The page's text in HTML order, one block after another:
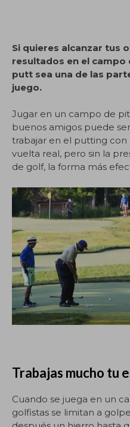
Si quieres alcanzar tus
resultados en el campo
putt sea una de las
juego.
Jugar en un campo de
buenos amigos puede
trabajar en el putting con
vuelta real, pero sin la
de golf, la forma más
Trabajas mucho tu
Cuando se juega en un
golfistas se limitan a